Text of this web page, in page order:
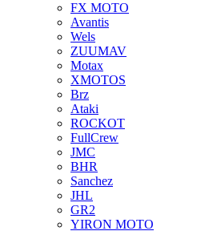
FX MOTO
Avantis
Wels
ZUUMAV
Motax
XMOTOS
Brz
Ataki
ROCKOT
FullCrew
JMC
BHR
Sanchez
JHL
GR2
YIRON MOTO